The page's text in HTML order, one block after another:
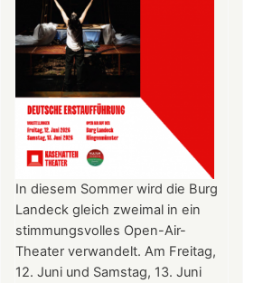
In diesem Sommer wird die Burg
Landeck gleich zweimal in ein
stimmungsvolles Open-Air-
Theater verwandelt. Am Freitag,
12. Juni und Samstag, 13. Juni